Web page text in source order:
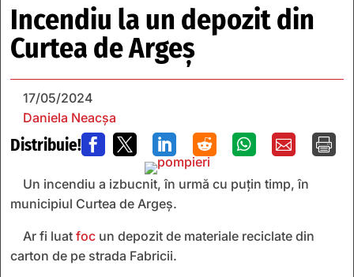
Incendiu la un depozit din
Curtea de Argeș
17/05/2024
Daniela Neacșa
Distribuie!       
Un incendiu a izbucnit, în urmă cu puțin timp, în
municipiul Curtea de Argeș.
Ar fi luat foc un depozit de materiale reciclate din
carton de pe strada Fabricii.